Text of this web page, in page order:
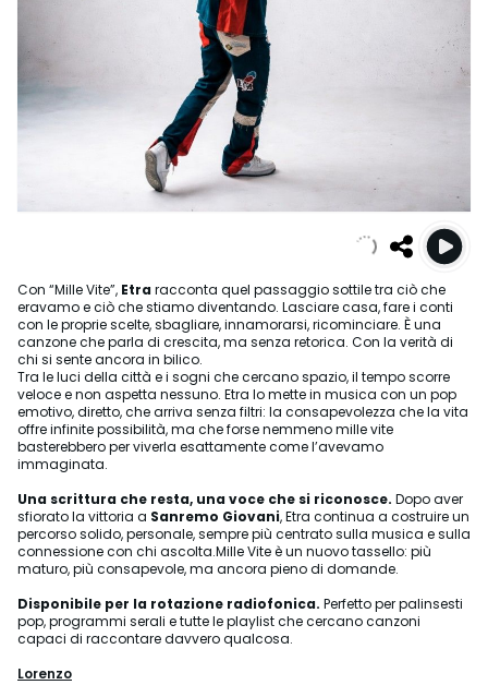
Con “Mille Vite”, Etra racconta quel passaggio sottile tra ciò che
eravamo e ciò che stiamo diventando. Lasciare casa, fare i conti
con le proprie scelte, sbagliare, innamorarsi, ricominciare. È una
canzone che parla di crescita, ma senza retorica. Con la verità di
chi si sente ancora in bilico.
Tra le luci della città e i sogni che cercano spazio, il tempo scorre
veloce e non aspetta nessuno. Etra lo mette in musica con un pop
emotivo, diretto, che arriva senza filtri: la consapevolezza che la vita
offre infinite possibilità, ma che forse nemmeno mille vite
basterebbero per viverla esattamente come l’avevamo
immaginata.
Una scrittura che resta, una voce che si riconosce. Dopo aver
sfiorato la vittoria a Sanremo Giovani, Etra continua a costruire un
percorso solido, personale, sempre più centrato sulla musica e sulla
connessione con chi ascolta.Mille Vite è un nuovo tassello: più
maturo, più consapevole, ma ancora pieno di domande.
Disponibile per la rotazione radiofonica. Perfetto per palinsesti
pop, programmi serali e tutte le playlist che cercano canzoni
capaci di raccontare davvero qualcosa.
Lorenzo